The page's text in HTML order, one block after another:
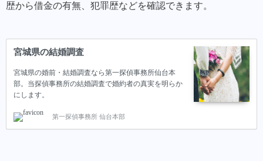
歴から借金の有無、犯罪歴などを確認できます。
宮城県の結婚調査
宮城県の婚前・結婚調査なら第一探偵事務所仙台本
部。当探偵事務所の結婚調査で婚約者の真実を明らか
にします。
第一探偵事務所 仙台本部